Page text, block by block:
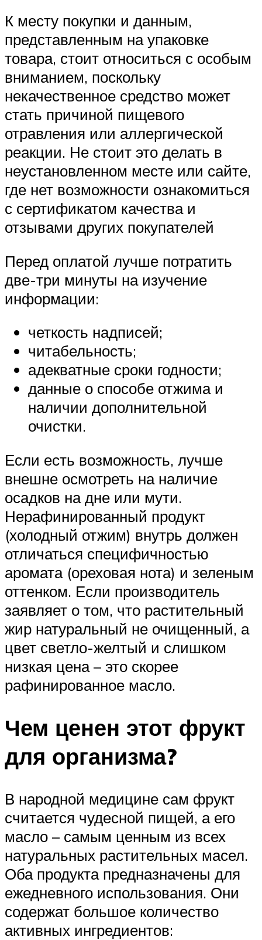
К месту покупки и данным,
представленным на упаковке
товара, стоит относиться с особым
вниманием, поскольку
некачественное средство может
стать причиной пищевого
отравления или аллергической
реакции. Не стоит это делать в
неустановленном месте или сайте,
где нет возможности ознакомиться
с сертификатом качества и
отзывами других покупателей
Перед оплатой лучше потратить
две-три минуты на изучение
информации:
четкость надписей;
читабельность;
адекватные сроки годности;
данные о способе отжима и
наличии дополнительной
очистки.
Если есть возможность, лучше
внешне осмотреть на наличие
осадков на дне или мути.
Нерафинированный продукт
(холодный отжим) внутрь должен
отличаться специфичностью
аромата (ореховая нота) и зеленым
оттенком. Если производитель
заявляет о том, что растительный
жир натуральный не очищенный, а
цвет светло-желтый и слишком
низкая цена – это скорее
рафинированное масло.
Чем ценен этот фрукт
для организма?
В народной медицине сам фрукт
считается чудесной пищей, а его
масло – самым ценным из всех
натуральных растительных масел.
Оба продукта предназначены для
ежедневного использования. Они
содержат большое количество
активных ингредиентов: